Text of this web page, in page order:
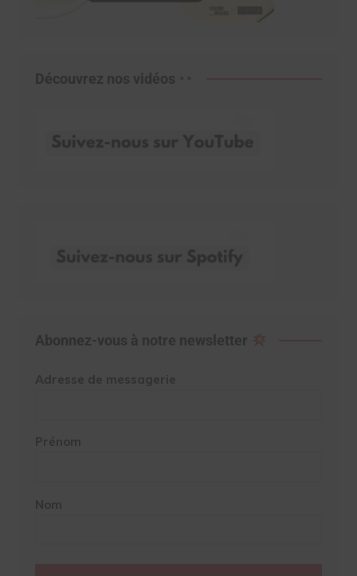
Découvrez nos vidéos
Abonnez-vous à notre newsletter
Adresse de messagerie
Prénom
Nom